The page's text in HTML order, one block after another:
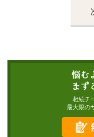
相続チ
最大限の